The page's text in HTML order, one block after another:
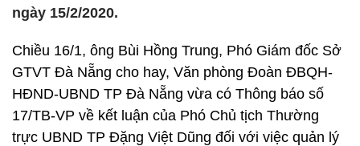
ngày 15/2/2020.
Chiều 16/1, ông Bùi Hồng Trung, Phó Giám đốc Sở
GTVT Đà Nẵng cho hay, Văn phòng Đoàn ĐBQH-
HĐND-UBND TP Đà Nẵng vừa có Thông báo số
17/TB-VP về kết luận của Phó Chủ tịch Thường
trực UBND TP Đặng Việt Dũng đối với việc quản lý